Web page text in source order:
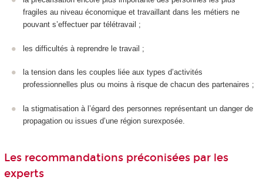
fragiles au niveau économique et travaillant dans les métiers ne
pouvant s’effectuer par télétravail ;
les difficultés à reprendre le travail ;
la tension dans les couples liée aux types d’activités
professionnelles plus ou moins à risque de chacun des partenaires ;
la stigmatisation à l’égard des personnes représentant un danger de
propagation ou issues d’une région surexposée.
Les recommandations préconisées par les
experts